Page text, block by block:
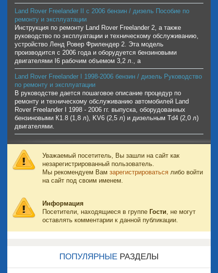
Land Rover Freelander II с 2006 бензин / дизель Пособие по
ремонту и эксплуатации
Инструкция по ремонту Land Rover Freelander 2, а также
руководство по эксплуатации и техническому обслуживанию,
устройство Ленд Ровер Фрилендер 2. Эта модель
производится с 2006 года и оборудуется бензиновыми
двигателями I6 рабочим объемом 3,2 л., а
Land Rover Freelander I 1998-2006 бензин / дизель Руководство
по ремонту и эксплуатации
В руководстве дается пошаговое описание процедур по
ремонту и техническому обслуживанию автомобилей Land
Rover Freelander I 1998 - 2006 гг. выпуска, оборудованных
бензиновыми К1.8 (1,8 л), KV6 (2,5 л) и дизельным Td4 (2,0 л)
двигателями.
Уважаемый посетитель, Вы зашли на сайт как
незарегистрированный пользователь.
Мы рекомендуем Вам зарегистрироваться либо войти
на сайт под своим именем.
Информация
Посетители, находящиеся в группе Гости, не могут
оставлять комментарии к данной публикации.
ПОПУЛЯРНЫЕ РАЗДЕЛЫ